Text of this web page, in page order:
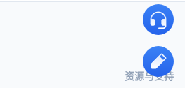
资源与支持